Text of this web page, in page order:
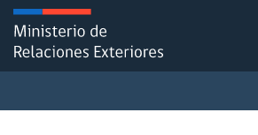
Click acá para ir directamente al contenido